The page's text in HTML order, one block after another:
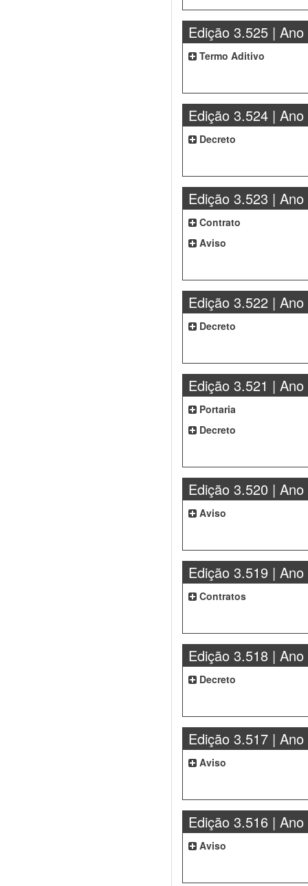
Edição 3.525 | Ano
Termo Aditivo
Edição 3.524 | Ano
Decreto
Edição 3.523 | Ano
Contrato
Aviso
Edição 3.522 | Ano
Decreto
Edição 3.521 | Ano
Portaria
Decreto
Edição 3.520 | Ano
Aviso
Edição 3.519 | Ano
Contratos
Edição 3.518 | Ano
Decreto
Edição 3.517 | Ano
Aviso
Edição 3.516 | Ano
Aviso